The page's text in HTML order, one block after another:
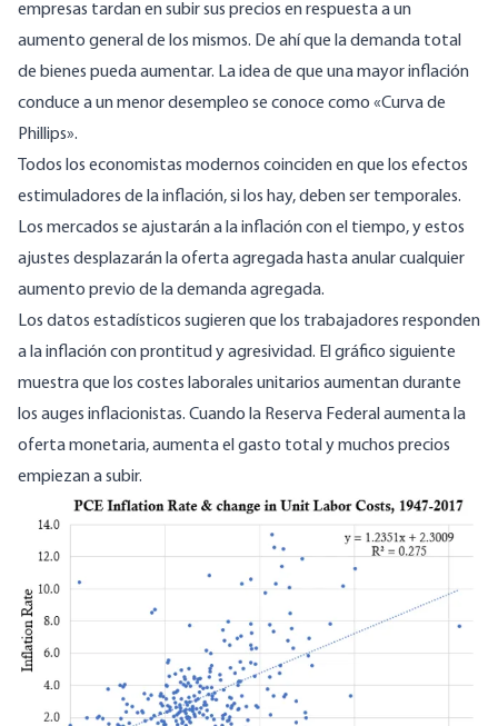
empresas tardan en subir sus precios en respuesta a un
aumento general de los mismos. De ahí que la demanda total
de bienes pueda aumentar. La idea de que una mayor inflación
conduce a un menor desempleo se conoce como «Curva de
Phillips».
Todos los economistas modernos coinciden en que los efectos
estimuladores de la inflación, si los hay, deben ser temporales.
Los mercados se ajustarán a la inflación con el tiempo, y estos
ajustes desplazarán la oferta agregada hasta anular cualquier
aumento previo de la demanda agregada.
Los datos estadísticos sugieren que los trabajadores responden
a la inflación con prontitud y agresividad. El gráfico siguiente
muestra que los costes laborales unitarios aumentan durante
los auges inflacionistas. Cuando la Reserva Federal aumenta la
oferta monetaria, aumenta el gasto total y muchos precios
empiezan a subir.